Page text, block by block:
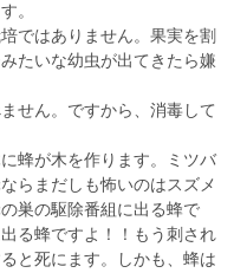
。
ではありません。果実を割
たいな幼虫が出てきたら嫌
せん。ですから、消毒して
蜂が木を作ります。ミツバ
らまだしも怖いのはスズメ
巣の駆除番組に出る蜂で
る蜂ですよ！！もう刺され
と死にます。しかも、蜂は